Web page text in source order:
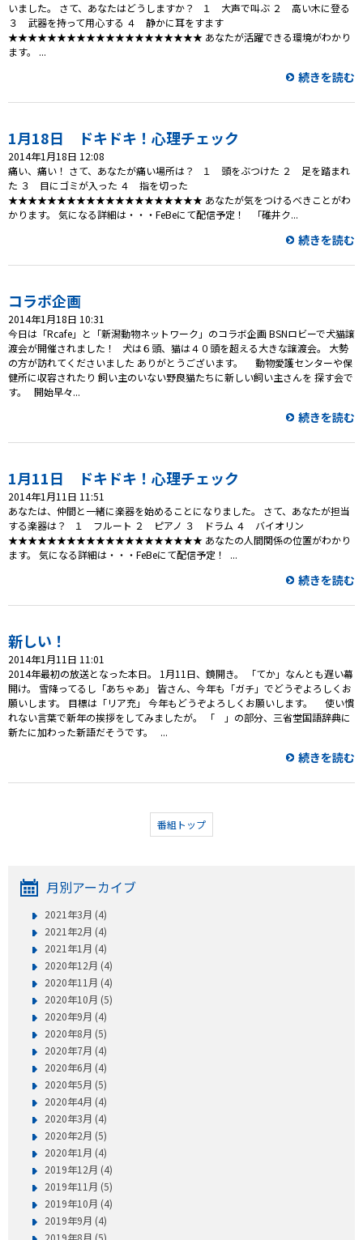
いました。 さて、あなたはどうしますか？ １ 大声で叫ぶ ２ 高い木に登る
３ 武器を持って用心する ４ 静かに耳をすます
★★★★★★★★★★★★★★★★★★★★ あなたが活躍できる環境がわかり
ます。 ...
続きを読む
1月18日 ドキドキ！心理チェック
2014年1月18日 12:08
痛い、痛い！ さて、あなたが痛い場所は？ １ 頭をぶつけた ２ 足を踏まれ
た ３ 目にゴミが入った ４ 指を切った
★★★★★★★★★★★★★★★★★★★★ あなたが気をつけるべきことがわ
かります。 気になる詳細は・・・FeBeにて配信予定！ 「碓井ク...
続きを読む
コラボ企画
2014年1月18日 10:31
今日は「Rcafe」と「新潟動物ネットワーク」のコラボ企画 BSNロビーで犬猫譲
渡会が開催されました！ 犬は６頭、猫は４０頭を超える大きな譲渡会。 大勢
の方が訪れてくださいました ありがとうございます。 動物愛護センターや保
健所に収容されたり 飼い主のいない野良猫たちに新しい飼い主さんを 探す会で
す。 開始早々...
続きを読む
1月11日 ドキドキ！心理チェック
2014年1月11日 11:51
あなたは、仲間と一緒に楽器を始めることになりました。 さて、あなたが担当
する楽器は？ １ フルート ２ ピアノ ３ ドラム ４ バイオリン
★★★★★★★★★★★★★★★★★★★★ あなたの人間関係の位置がわかり
ます。 気になる詳細は・・・FeBeにて配信予定！ ...
続きを読む
新しい！
2014年1月11日 11:01
2014年最初の放送となった本日。 1月11日、鏡開き。 「てか」なんとも遅い幕
開け。 雪降ってるし「あちゃあ」 皆さん、今年も「ガチ」でどうぞよろしくお
願いします。 目標は「リア充」 今年もどうぞよろしくお願いします。 使い慣
れない言葉で新年の挨拶をしてみましたが。 「 」の部分、三省堂国語辞典に
新たに加わった新語だそうです。 ...
続きを読む
番組トップ
月別アーカイブ
2021年3月 (4)
2021年2月 (4)
2021年1月 (4)
2020年12月 (4)
2020年11月 (4)
2020年10月 (5)
2020年9月 (4)
2020年8月 (5)
2020年7月 (4)
2020年6月 (4)
2020年5月 (5)
2020年4月 (4)
2020年3月 (4)
2020年2月 (5)
2020年1月 (4)
2019年12月 (4)
2019年11月 (5)
2019年10月 (4)
2019年9月 (4)
2019年8月 (5)